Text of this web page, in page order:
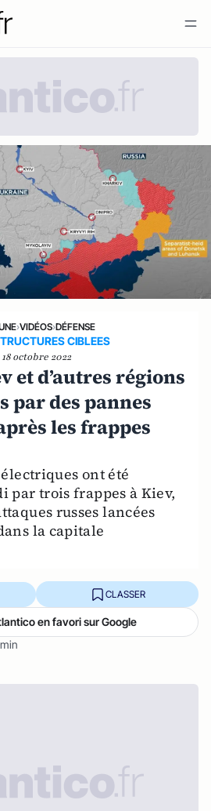
›VIDÉOS›DÉFENSE
CIBLEES
18 octobre 2022
et d’autres régions
par des pannes
les frappes
ont été
par trois frappes à Kiev,
russes lancées
la capitale
CLASSER
en favori sur Google